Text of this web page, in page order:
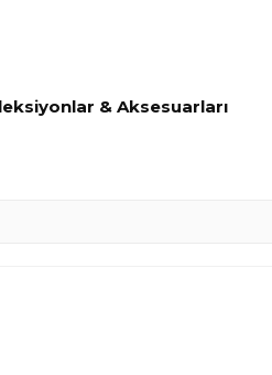
& Aksesuarları